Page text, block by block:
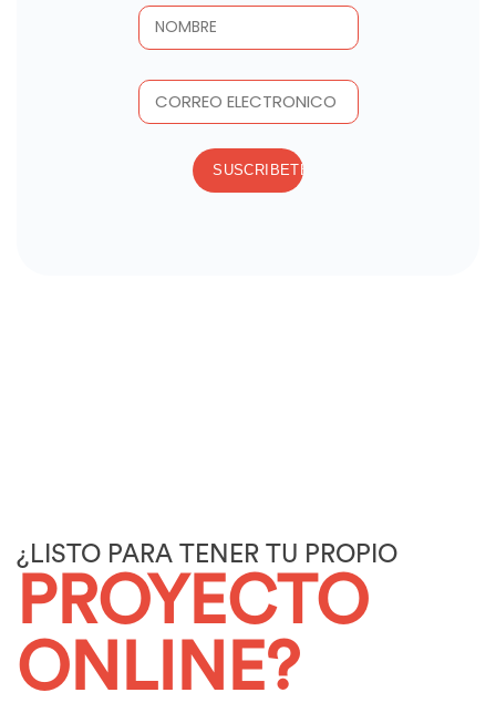
¿LISTO PARA TENER TU PROPIO
PROYECTO
ONLINE?